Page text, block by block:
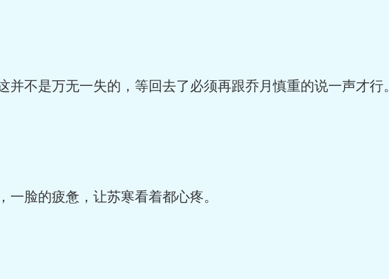
不是万无一失的，等回去了必须再跟乔月慎重的说一声才行。
脸的疲惫，让苏寒看着都心疼。